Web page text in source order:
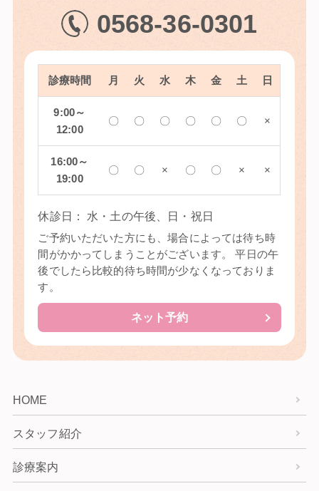
0568-36-0301
診療時間 月 火 水 木 金 土 日
9:00～
12:00
〇 〇 〇 〇 〇 〇 ×
16:00～
19:00
〇 〇 × 〇 〇 × ×
休診⽇： 水・土の午後、日・祝日
ご予約いただいた⽅にも、場合によっては待ち時
間がかかってしまうことがございます。 平⽇の午
後でしたら⽐較的待ち時間が少なくなっておりま
す。
ネット予約
HOME
スタッフ紹介
診療案内